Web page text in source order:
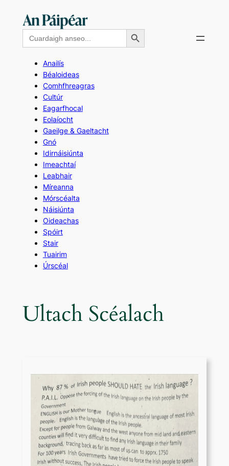
contentSearch
for:
Search Button
Anailís
Béaloideas
Comhfhreagras
Cultúr
Eagarfhocal
Eolaíocht
Gaeilge & Gaeltacht
Gnó
Idirnáisiúnta
Imeachtaí
Leabhair
Míreanna
Mórscéalta
Náisiúnta
Oideachas
Spóirt
Stair
Tuairim
Úrscéal
Ultach Scéalach